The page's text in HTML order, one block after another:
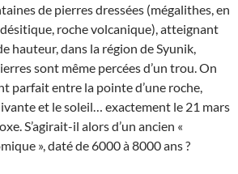
de pierres dressées (mégalithes, en
roche volcanique), atteignant
hauteur, dans la région de Syunik,
sont même percées d’un trou. On
parfait entre la pointe d’une roche,
et le soleil… exactement le 21 mars
S’agirait-il alors d’un ancien «
», daté de 6000 à 8000 ans ?